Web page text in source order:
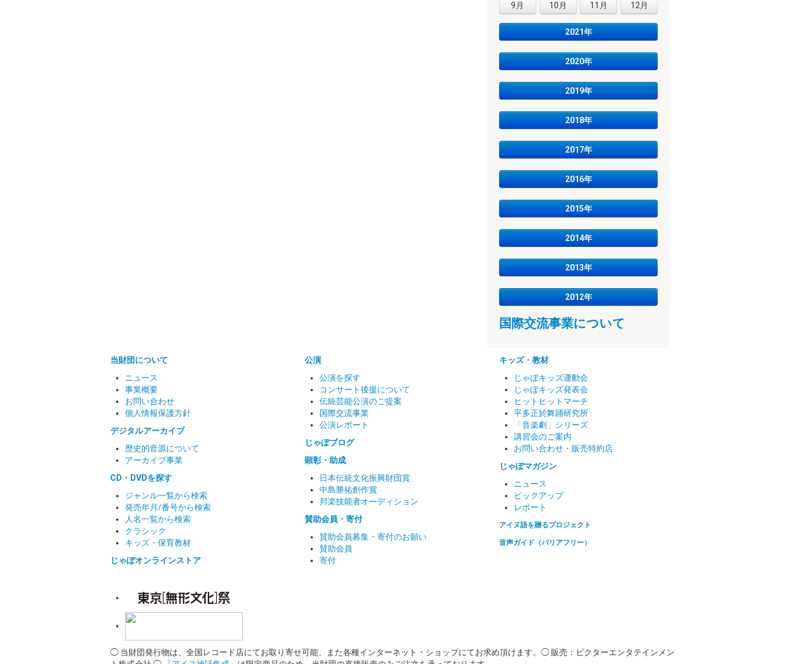
9月 10月 11月 12月
2021年
2020年
2019年
2018年
2017年
2016年
2015年
2014年
2013年
2012年
国際交流事業について
当財団について
ニュース
事業概要
お問い合わせ
個人情報保護方針
デジタルアーカイブ
歴史的音源について
アーカイブ事業
CD・DVDを探す
ジャンル一覧から検索
発売年月/番号から検索
人名一覧から検索
クラシック
キッズ・保育教材
じゃぽオンラインストア
公演
公演を探す
コンサート後援について
伝統芸能公演のご提案
国際交流事業
公演レポート
じゃぽブログ
顕彰・助成
日本伝統文化振興財団賞
中島勝祐創作賞
邦楽技能者オーディション
賛助会員・寄付
賛助会員募集・寄付のお願い
賛助会員
寄付
キッズ・教材
じゃぽキッズ運動会
じゃぽキッズ発表会
ヒットヒットマーチ
平多正於舞踊研究所
「音楽劇」シリーズ
講習会のご案内
お問い合わせ・販売特約店
じゃぽマガジン
ニュース
ピックアップ
レポート
アイヌ語を贈るプロジェクト
音声ガイド（バリアフリー）
◯ 当財団発行物は、全国レコード店にてお取り寄せ可能、また各種インターネット・ショップにてお求め頂けます。◯ 販売：ビクターエンタテインメン